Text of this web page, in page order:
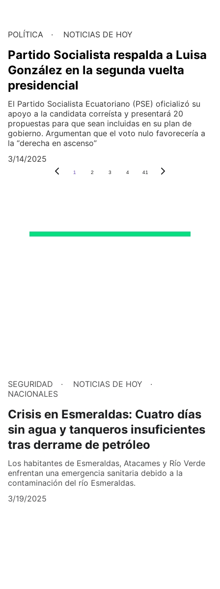
POLÍTICA NOTICIAS DE HOY
Partido Socialista respalda a Luisa
González en la segunda vuelta
presidencial
El Partido Socialista Ecuatoriano (PSE) oficializó su
apoyo a la candidata correísta y presentará 20
propuestas para que sean incluidas en su plan de
gobierno. Argumentan que el voto nulo favorecería a
la “derecha en ascenso”
3/14/2025
1 2 3 4 41
SEGURIDAD
NOTICIAS DE HOY
NACIONALES
Crisis en Esmeraldas: Cuatro días
sin agua y tanqueros insuficientes
tras derrame de petróleo
Los habitantes de Esmeraldas, Atacames y Río Verde
enfrentan una emergencia sanitaria debido a la
contaminación del río Esmeraldas.
3/19/2025